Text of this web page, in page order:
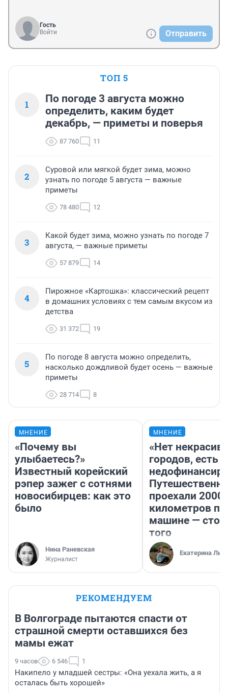
Гость
Войти
Отправить
ТОП 5
1
По погоде 3 августа можно
определить, каким будет
декабрь, — приметы и поверья
87 760 11
2
Суровой или мягкой будет зима, можно
узнать по погоде 5 августа — важные
приметы
78 480 12
3
Какой будет зима, можно узнать по погоде 7
августа, — важные приметы
57 879 14
4
Пирожное «Картошка»: классический рецепт
в домашних условиях с тем самым вкусом из
детства
31 372 19
5
По погоде 8 августа можно определить,
насколько дождливой будет осень — важные
приметы
28 714 8
МНЕНИЕ
«Почему вы
улыбаетесь?»
Известный корейский
рэпер зажег с сотнями
новосибирцев: как это
было
Нина Раневская
Журналист
МНЕНИЕ
«Нет
городов, есть
проехали 2000
километров по
машине —
того
Екатерина
РЕКОМЕНДУЕМ
В Волгограде пытаются спасти от
страшной смерти оставшихся без
мамы ежат
9 часов 6 546 1
Накипело у младшей сестры: «Она уехала жить, а я
осталась быть хорошей»